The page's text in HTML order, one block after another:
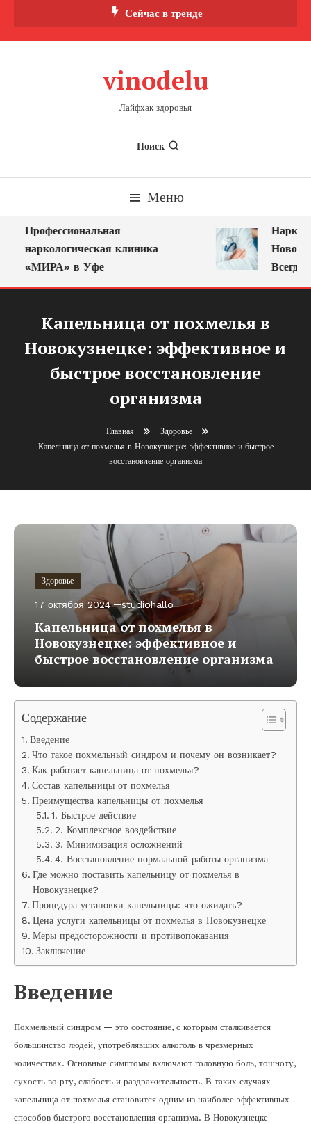
Сейчас в тренде
vinodelu
Лайфхак здоровья
Поиск
Меню
Профессиональная
наркологическая клиника
«МИРА» в Уфе
Всегда
Капельница от похмелья в
Новокузнецке: эффективное и
быстрое восстановление
организма
Главная
Здоровье
Капельница от похмелья в Новокузнецке: эффективное и быстрое
восстановление организма
Здоровье
17 октября 2024 studiohallo_
Капельница от похмелья в
Новокузнецке: эффективное и
быстрое восстановление организма
Содержание
Введение
Что такое похмельный синдром и почему он возникает?
Как работает капельница от похмелья?
Состав капельницы от похмелья
Преимущества капельницы от похмелья
1. Быстрое действие
2. Комплексное воздействие
3. Минимизация осложнений
4. Восстановление нормальной работы организма
Где можно поставить капельницу от похмелья в
Новокузнецке?
Процедура установки капельницы: что ожидать?
Цена услуги капельницы от похмелья в Новокузнецке
Меры предосторожности и противопоказания
Заключение
Введение
Похмельный синдром — это состояние, с которым сталкивается
большинство людей, употреблявших алкоголь в чрезмерных
количествах. Основные симптомы включают головную боль, тошноту,
сухость во рту, слабость и раздражительность. В таких случаях
капельница от похмелья становится одним из наиболее эффективных
способов быстрого восстановления организма. В Новокузнецке